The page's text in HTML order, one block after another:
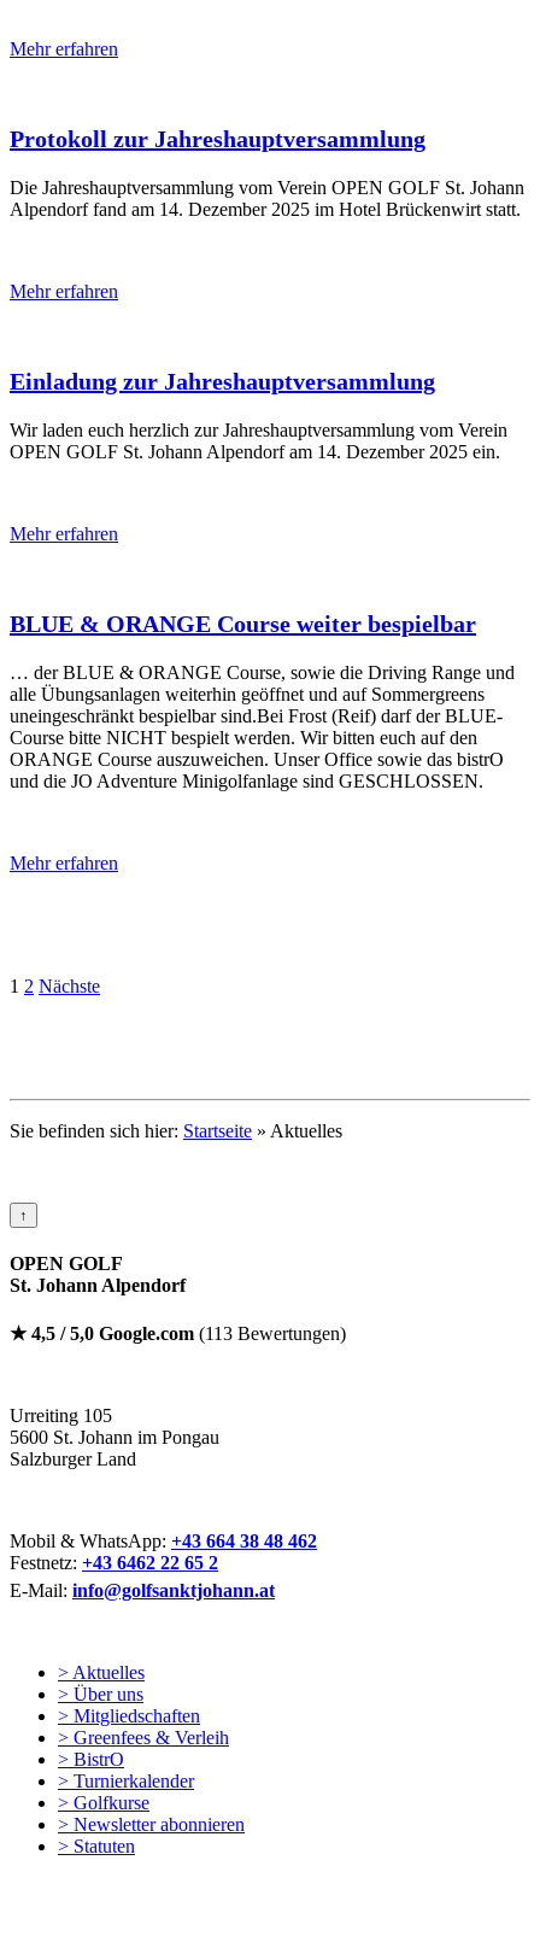
Mehr erfahren
Protokoll zur Jahreshauptversammlung
Die Jahreshauptversammlung vom Verein OPEN GOLF St. Johann
Alpendorf fand am 14. Dezember 2025 im Hotel Brückenwirt statt.
Mehr erfahren
Einladung zur Jahreshauptversammlung
Wir laden euch herzlich zur Jahreshauptversammlung vom Verein
OPEN GOLF St. Johann Alpendorf am 14. Dezember 2025 ein.
Mehr erfahren
BLUE & ORANGE Course weiter bespielbar
… der BLUE & ORANGE Course, sowie die Driving Range und
alle Übungsanlagen weiterhin geöffnet und auf Sommergreens
uneingeschränkt bespielbar sind.Bei Frost (Reif) darf der BLUE-
Course bitte NICHT bespielt werden. Wir bitten euch auf den
ORANGE Course auszuweichen. Unser Office sowie das bistrO
und die JO Adventure Minigolfanlage sind GESCHLOSSEN.
Mehr erfahren
Paginierung
1 2 Nächste
Sie befinden sich hier: Startseite » Aktuelles
↑
OPEN GOLF
St. Johann Alpendorf
★ 4,5 / 5,0 Google.com (113 Bewertungen)
Urreiting 105
5600 St. Johann im Pongau
Salzburger Land
Mobil & WhatsApp: +43 664 38 48 462
Festnetz: +43 6462 22 65 2
E-Mail: info@golfsanktjohann.at
> Aktuelles
> Über uns
> Mitgliedschaften
> Greenfees & Verleih
> BistrO
> Turnierkalender
> Golfkurse
> Newsletter abonnieren
> Statuten